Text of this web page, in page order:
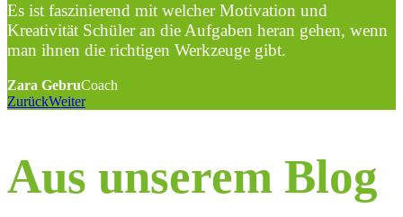
Es ist faszinierend mit welcher Motivation und
Kreativität Schüler an die Aufgaben heran gehen, wenn
man ihnen die richtigen Werkzeuge gibt.
Zara GebruCoach
ZurückWeiter
Aus unserem Blog